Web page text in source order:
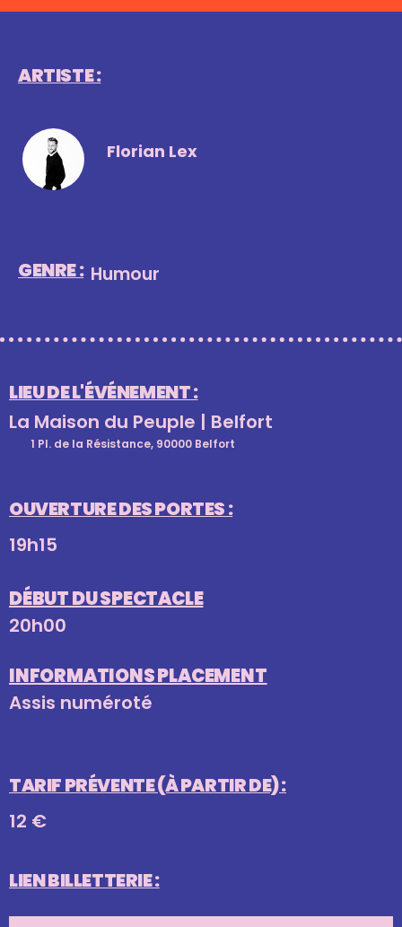
ARTISTE :
Florian Lex
GENRE : Humour
LIEU DE L'ÉVÉNEMENT :
La Maison du Peuple | Belfort
1 Pl. de la Résistance, 90000 Belfort
OUVERTURE DES PORTES :
19h15
DÉBUT DU SPECTACLE
20h00
INFORMATIONS PLACEMENT
Assis numéroté
TARIF PRÉVENTE (À PARTIR DE) :
12 €
LIEN BILLETTERIE :